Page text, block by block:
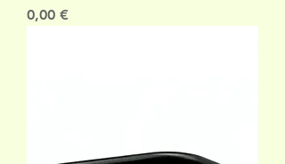
Prezzo
0,00 €